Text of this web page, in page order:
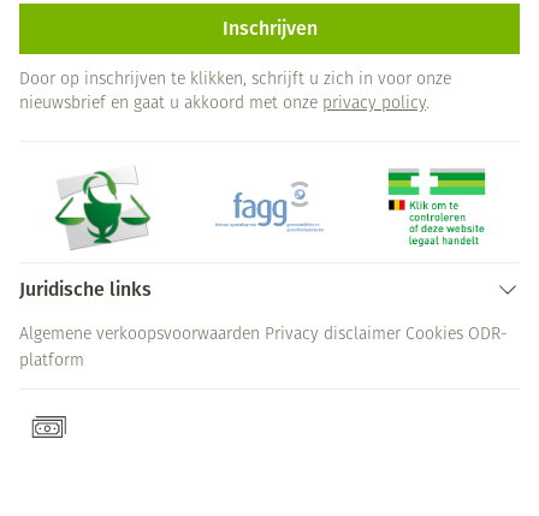
Inschrijven
Door op inschrijven te klikken, schrijft u zich in voor onze
nieuwsbrief en gaat u akkoord met onze privacy policy.
Juridische links
Algemene verkoopsvoorwaarden Privacy disclaimer Cookies ODR-
platform